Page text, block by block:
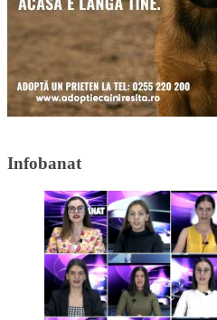
Infobanat